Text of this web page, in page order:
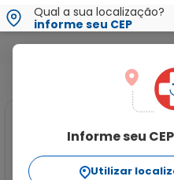
Qual a sua localização?
informe seu CEP
Informe seu
Utilizar